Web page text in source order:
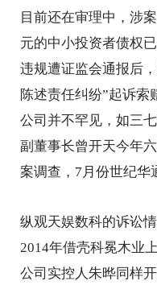
目前还在审理中，涉
元的中小投资者债权
违规遭证监会通报后
陈述责任纠纷”起诉索
公司并不罕见，如三
副董事长曾开天今年
案调查，7月份世纪华
纵观天娱数科的诉讼
2014年借壳科冕木业
公司实控人朱晔同样